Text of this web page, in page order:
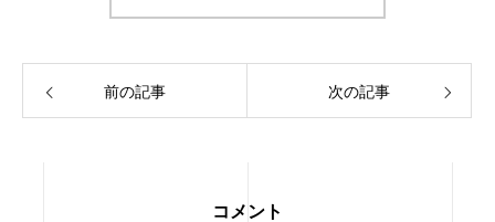
前の記事 次の記事
コメント